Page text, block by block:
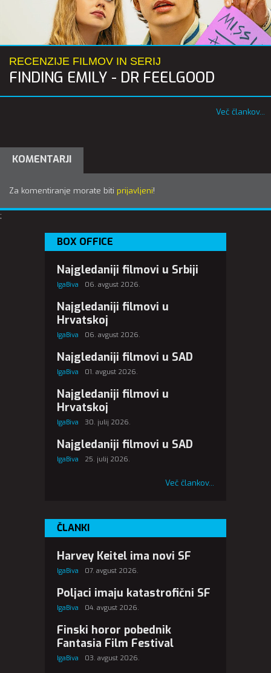
RECENZIJE FILMOV IN SERIJ
FINDING EMILY - DR FEELGOOD
Več člankov...
KOMENTARJI
Za komentiranje morate biti prijavljeni!
;
BOX OFFICE
Najgledaniji filmovi u Srbiji
IgaBiva 06. avgust 2026.
Najgledaniji filmovi u
Hrvatskoj
IgaBiva 06. avgust 2026.
Najgledaniji filmovi u SAD
IgaBiva 01. avgust 2026.
Najgledaniji filmovi u
Hrvatskoj
IgaBiva 30. julij 2026.
Najgledaniji filmovi u SAD
IgaBiva 25. julij 2026.
Več člankov...
ČLANKI
Harvey Keitel ima novi SF
IgaBiva 07. avgust 2026.
Poljaci imaju katastrofični SF
IgaBiva 04. avgust 2026.
Finski horor pobednik
Fantasia Film Festival
IgaBiva 03. avgust 2026.